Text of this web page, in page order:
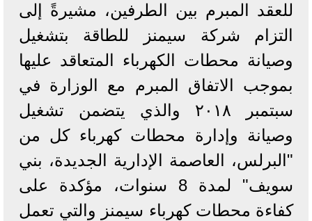
للعقد المبرم بين الطرفين، مشيرةً إلى
التزام شركة سيمنز للطاقة بتشغيل
وصيانة محطات الكهرباء المتعاقد عليها
بموجب الاتفاق المبرم مع الوزارة في
سبتمبر ٢٠١٨ والذي يتضمن تشغيل
وصيانة وإدارة محطات كهرباء كل من
"البرلس، العاصمة الإدارية الجديدة، بني
سويف" لمدة 8 سنوات، مؤكدة على
كفاءة محطات كهرباء سيمنز والتي تعمل